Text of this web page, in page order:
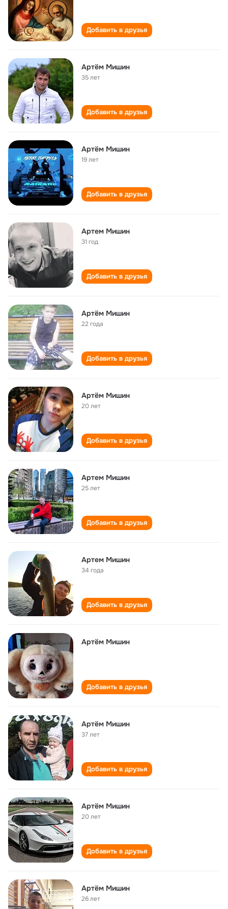
Добавить в друзья
Артём Мишин
35 лет
Добавить в друзья
Артём Мишин
19 лет
Добавить в друзья
Артем Мишин
31 год
Добавить в друзья
Артём Мишин
22 года
Добавить в друзья
Артём Мишин
20 лет
Добавить в друзья
Артем Мишин
25 лет
Добавить в друзья
Артем Мишин
34 года
Добавить в друзья
Артём Мишин
Добавить в друзья
Артём Мишин
37 лет
Добавить в друзья
Артём Мишин
20 лет
Добавить в друзья
Артём Мишин
26 лет